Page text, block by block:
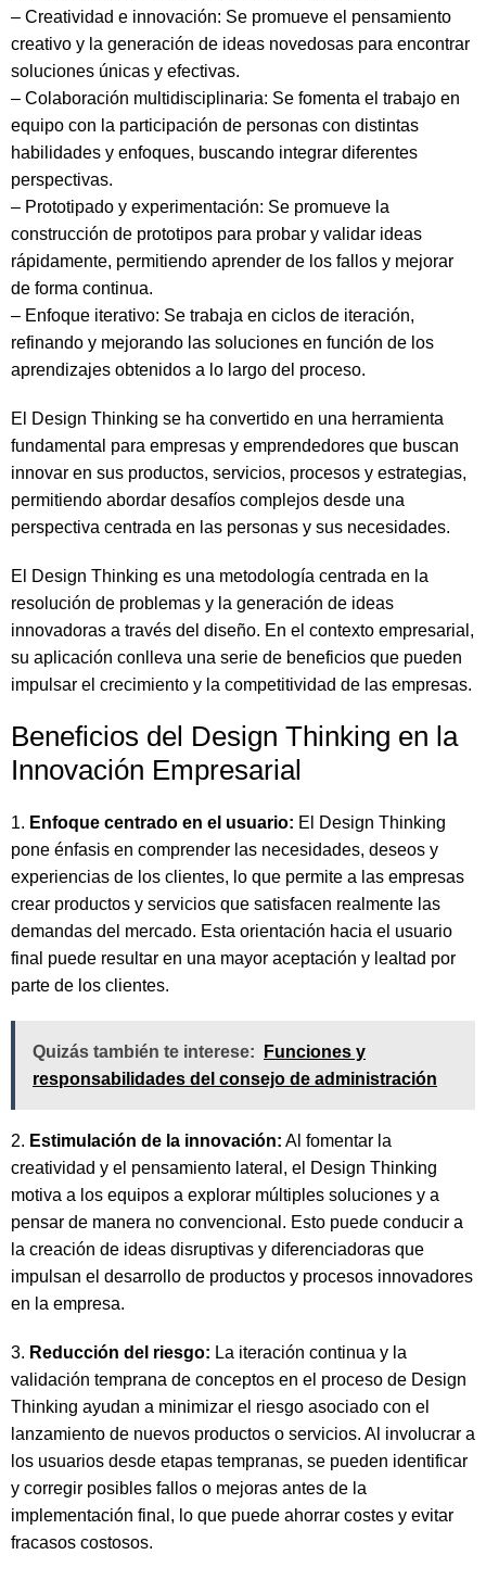
– Creatividad e innovación: Se promueve el pensamiento
creativo y la generación de ideas novedosas para encontrar
soluciones únicas y efectivas.
– Colaboración multidisciplinaria: Se fomenta el trabajo en
equipo con la participación de personas con distintas
habilidades y enfoques, buscando integrar diferentes
perspectivas.
– Prototipado y experimentación: Se promueve la
construcción de prototipos para probar y validar ideas
rápidamente, permitiendo aprender de los fallos y mejorar
de forma continua.
– Enfoque iterativo: Se trabaja en ciclos de iteración,
refinando y mejorando las soluciones en función de los
aprendizajes obtenidos a lo largo del proceso.
El Design Thinking se ha convertido en una herramienta
fundamental para empresas y emprendedores que buscan
innovar en sus productos, servicios, procesos y estrategias,
permitiendo abordar desafíos complejos desde una
perspectiva centrada en las personas y sus necesidades.
El Design Thinking es una metodología centrada en la
resolución de problemas y la generación de ideas
innovadoras a través del diseño. En el contexto empresarial,
su aplicación conlleva una serie de beneficios que pueden
impulsar el crecimiento y la competitividad de las empresas.
Beneficios del Design Thinking en la
Innovación Empresarial
1. Enfoque centrado en el usuario: El Design Thinking
pone énfasis en comprender las necesidades, deseos y
experiencias de los clientes, lo que permite a las empresas
crear productos y servicios que satisfacen realmente las
demandas del mercado. Esta orientación hacia el usuario
final puede resultar en una mayor aceptación y lealtad por
parte de los clientes.
Quizás también te interese:
Funciones y
responsabilidades del consejo de administración
2. Estimulación de la innovación: Al fomentar la
creatividad y el pensamiento lateral, el Design Thinking
motiva a los equipos a explorar múltiples soluciones y a
pensar de manera no convencional. Esto puede conducir a
la creación de ideas disruptivas y diferenciadoras que
impulsan el desarrollo de productos y procesos innovadores
en la empresa.
3. Reducción del riesgo: La iteración continua y la
validación temprana de conceptos en el proceso de Design
Thinking ayudan a minimizar el riesgo asociado con el
lanzamiento de nuevos productos o servicios. Al involucrar a
los usuarios desde etapas tempranas, se pueden identificar
y corregir posibles fallos o mejoras antes de la
implementación final, lo que puede ahorrar costes y evitar
fracasos costosos.